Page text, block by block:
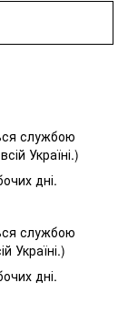
службою
Україні.)
дні.
службою
Україні.)
дні.